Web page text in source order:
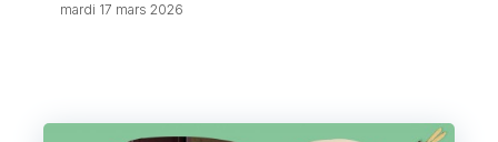
mardi 17 mars 2026